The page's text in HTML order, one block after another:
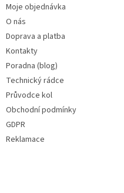
Moje objednávka
O nás
Doprava a platba
Kontakty
Poradna (blog)
Technický rádce
Průvodce kol
Obchodní podmínky
GDPR
Reklamace